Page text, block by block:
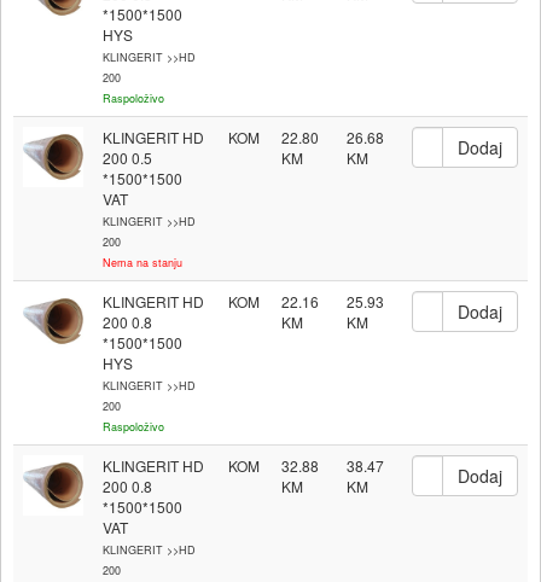
*1500*1500
HYS
KLINGERIT >>HD
200
Raspoloživo
KLINGERIT HD
200 0.5
*1500*1500
VAT
KLINGERIT >>HD
200
Nema na stanju
KOM 22.80 26.68
KLINGERIT HD
200 0.8
*1500*1500
HYS
KLINGERIT >>HD
200
Raspoloživo
KOM 22.16 25.93
KLINGERIT HD
200 0.8
*1500*1500
VAT
KLINGERIT >>HD
200
KOM 32.88 38.47